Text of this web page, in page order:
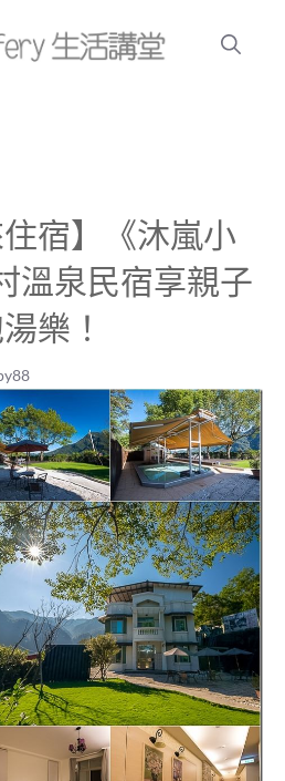
住宿】《沐嵐小
溫泉民宿享親子
樂！
21 | 樂爸 happy88